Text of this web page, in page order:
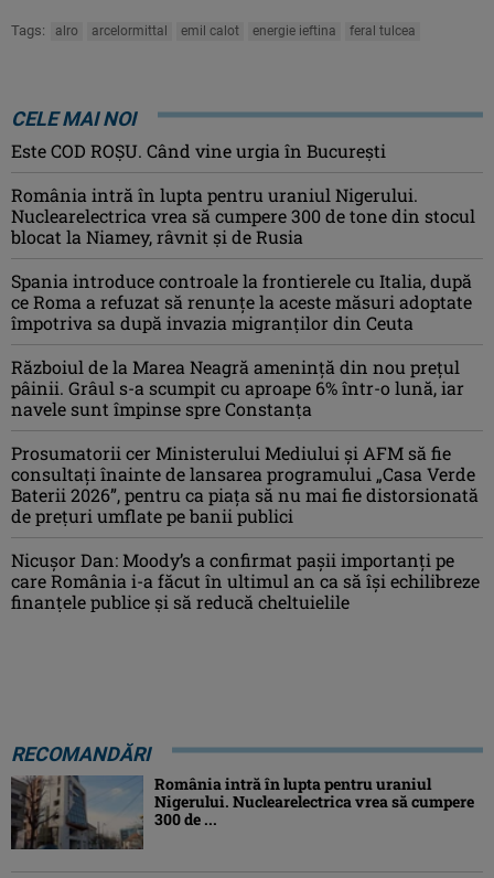
Tags: alro arcelormittal emil calot energie ieftina feral tulcea
CELE MAI NOI
Este COD ROŞU. Când vine urgia în Bucureşti
România intră în lupta pentru uraniul Nigerului.
Nuclearelectrica vrea să cumpere 300 de tone din stocul
blocat la Niamey, râvnit și de Rusia
Spania introduce controale la frontierele cu Italia, după
ce Roma a refuzat să renunțe la aceste măsuri adoptate
împotriva sa după invazia migranților din Ceuta
Războiul de la Marea Neagră amenință din nou prețul
pâinii. Grâul s-a scumpit cu aproape 6% într-o lună, iar
navele sunt împinse spre Constanța
Prosumatorii cer Ministerului Mediului și AFM să fie
consultați înainte de lansarea programului „Casa Verde
Baterii 2026”, pentru ca piața să nu mai fie distorsionată
de prețuri umflate pe banii publici
Nicușor Dan: Moody’s a confirmat pașii importanți pe
care România i-a făcut în ultimul an ca să își echilibreze
finanțele publice și să reducă cheltuielile
RECOMANDĂRI
România intră în lupta pentru uraniul
Nigerului. Nuclearelectrica vrea să cumpere
300 de ...